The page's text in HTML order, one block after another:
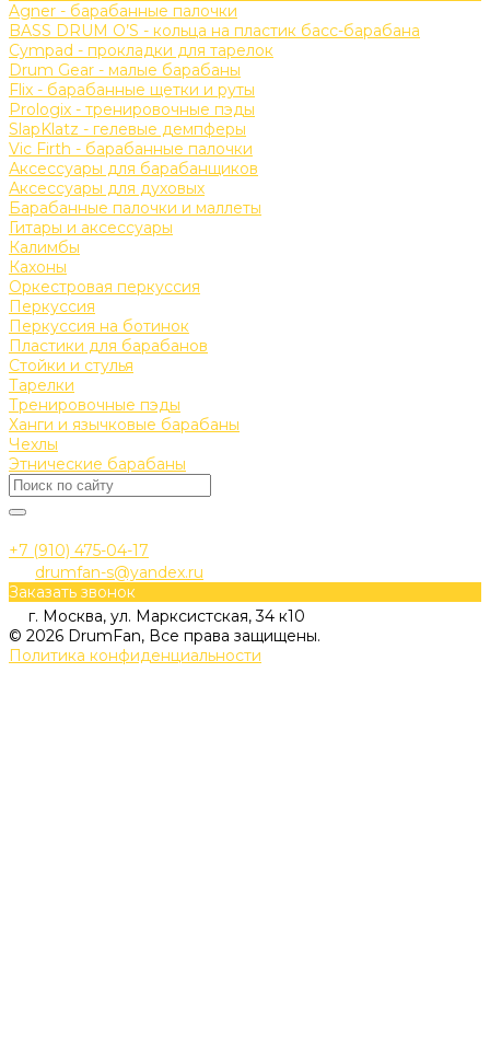
Agner - барабанные палочки
BASS DRUM O’S - кольца на пластик басс-барабана
Cympad - прокладки для тарелок
Drum Gear - малые барабаны
Flix - барабанные щетки и руты
Prologix - тренировочные пэды
SlapKlatz - гелевые демпферы
Vic Firth - барабанные палочки
Аксессуары для барабанщиков
Аксессуары для духовых
Барабанные палочки и маллеты
Гитары и аксессуары
Калимбы
Кахоны
Оркестровая перкуссия
Перкуссия
Перкуссия на ботинок
Пластики для барабанов
Стойки и стулья
Тарелки
Тренировочные пэды
Ханги и язычковые барабаны
Чехлы
Этнические барабаны
+7 (910) 475-04-17
drumfan-s@yandex.ru
Заказать звонок
г. Москва, ул. Марксистская, 34 к10
© 2026 DrumFan, Все права защищены.
Политика конфиденциальности